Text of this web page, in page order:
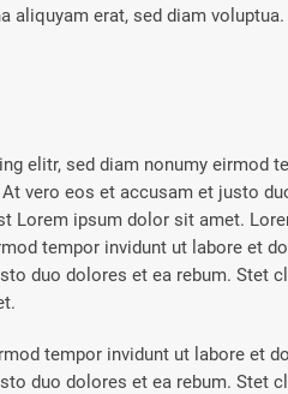
aliquyam erat, sed diam voluptua.
elitr, sed diam nonumy eirmod
vero eos et accusam et justo
Lorem ipsum dolor sit amet.
tempor invidunt ut labore et
duo dolores et ea rebum. Stet
tempor invidunt ut labore et
duo dolores et ea rebum. Stet